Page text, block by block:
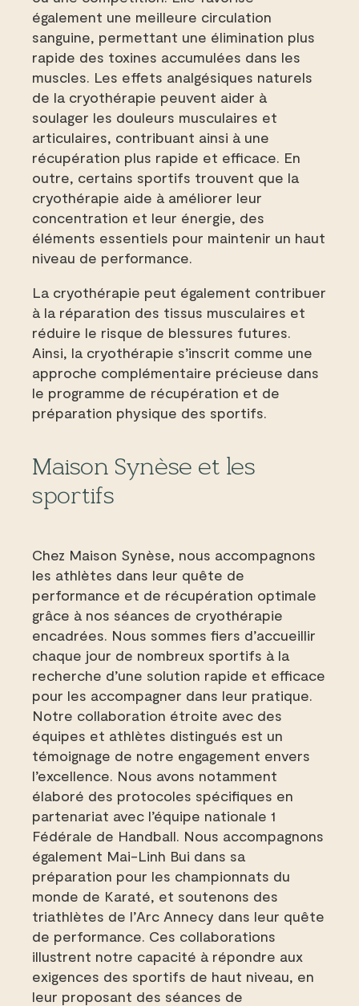
également une meilleure circulation
sanguine, permettant une élimination plus
rapide des toxines accumulées dans les
muscles. Les effets analgésiques naturels
de la cryothérapie peuvent aider à
soulager les douleurs musculaires et
articulaires, contribuant ainsi à une
récupération plus rapide et efficace. En
outre, certains sportifs trouvent que la
cryothérapie aide à améliorer leur
concentration et leur énergie, des
éléments essentiels pour maintenir un haut
niveau de performance.
La cryothérapie peut également contribuer
à la réparation des tissus musculaires et
réduire le risque de blessures futures.
Ainsi, la cryothérapie s’inscrit comme une
approche complémentaire précieuse dans
le programme de récupération et de
préparation physique des sportifs.
Maison Synèse et les
sportifs
Chez Maison Synèse, nous accompagnons
les athlètes dans leur quête de
performance et de récupération optimale
grâce à nos séances de cryothérapie
encadrées. Nous sommes fiers d’accueillir
chaque jour de nombreux sportifs à la
recherche d’une solution rapide et efficace
pour les accompagner dans leur pratique.
Notre collaboration étroite avec des
équipes et athlètes distingués est un
témoignage de notre engagement envers
l’excellence. Nous avons notamment
élaboré des protocoles spécifiques en
partenariat avec l’équipe nationale 1
Fédérale de Handball. Nous accompagnons
également Mai-Linh Bui dans sa
préparation pour les championnats du
monde de Karaté, et soutenons des
triathlètes de l’Arc Annecy dans leur quête
de performance. Ces collaborations
illustrent notre capacité à répondre aux
exigences des sportifs de haut niveau, en
leur proposant des séances de